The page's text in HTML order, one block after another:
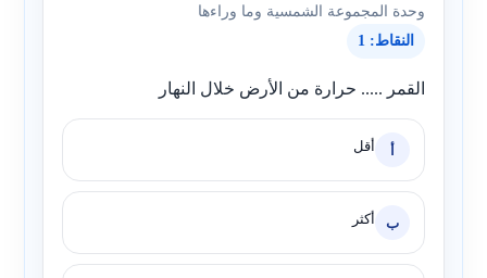
وحدة المجموعة الشمسية وما وراءها
النقاط: 1
القمر ..... حرارة من الأرض خلال النهار
أ أقل
ب أكثر